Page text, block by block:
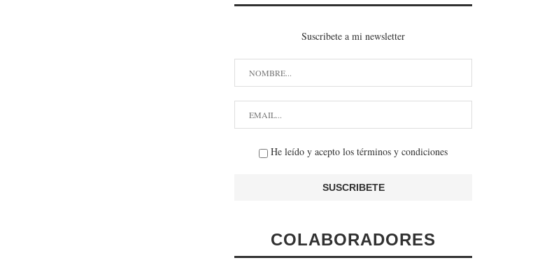
Suscribete a mi newsletter
He leído y acepto los términos y condiciones
COLABORADORES